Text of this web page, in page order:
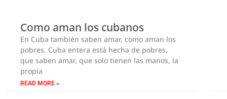
Como aman los cubanos
En Cuba también saben amar, como aman los
pobres. Cuba entera está hecha de pobres,
que saben amar, que solo tienen las manos, la
propia
READ MORE »